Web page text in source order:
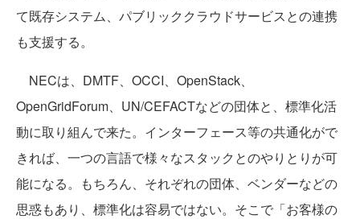
て既存システム、パブリッククラウドサービスとの連携
も支援する。
NECは、DMTF、OCCI、OpenStack、
OpenGridForum、UN/CEFACTなどの団体と、標準化活
動に取り組んで来た。インターフェース等の共通化がで
きれば、一つの言語で様々なスタックとのやりとりが可
能になる。もちろん、それぞれの団体、ベンダーなどの
思惑もあり、標準化は容易ではない。そこで「お客様の